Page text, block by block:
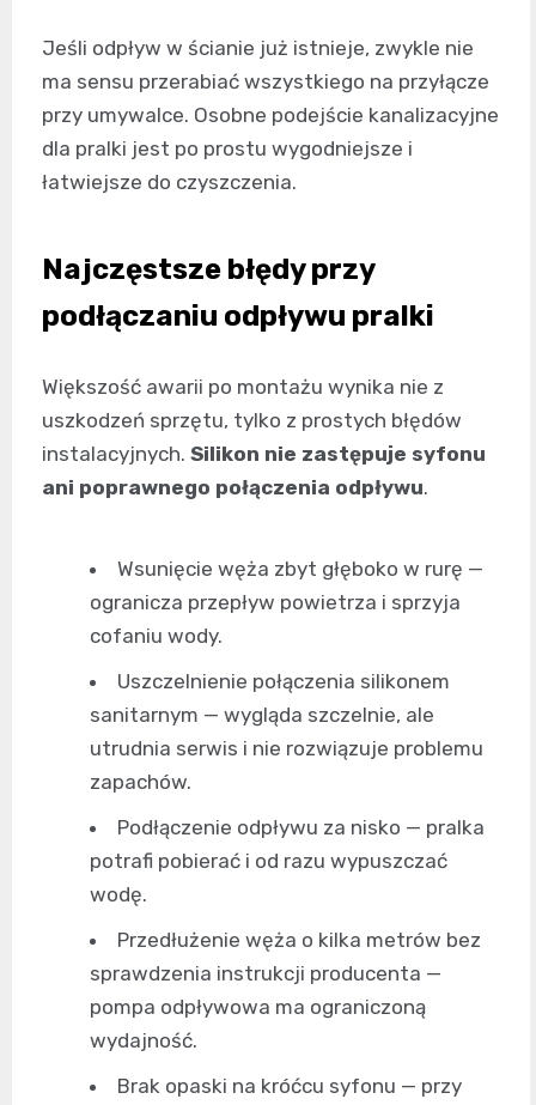
Jeśli odpływ w ścianie już istnieje, zwykle nie
ma sensu przerabiać wszystkiego na przyłącze
przy umywalce. Osobne podejście kanalizacyjne
dla pralki jest po prostu wygodniejsze i
łatwiejsze do czyszczenia.
Najczęstsze błędy przy
podłączaniu odpływu pralki
Większość awarii po montażu wynika nie z
uszkodzeń sprzętu, tylko z prostych błędów
instalacyjnych. Silikon nie zastępuje syfonu
ani poprawnego połączenia odpływu.
Wsunięcie węża zbyt głęboko w rurę —
ogranicza przepływ powietrza i sprzyja
cofaniu wody.
Uszczelnienie połączenia silikonem
sanitarnym — wygląda szczelnie, ale
utrudnia serwis i nie rozwiązuje problemu
zapachów.
Podłączenie odpływu za nisko — pralka
potrafi pobierać i od razu wypuszczać
wodę.
Przedłużenie węża o kilka metrów bez
sprawdzenia instrukcji producenta —
pompa odpływowa ma ograniczoną
wydajność.
Brak opaski na króćcu syfonu — przy